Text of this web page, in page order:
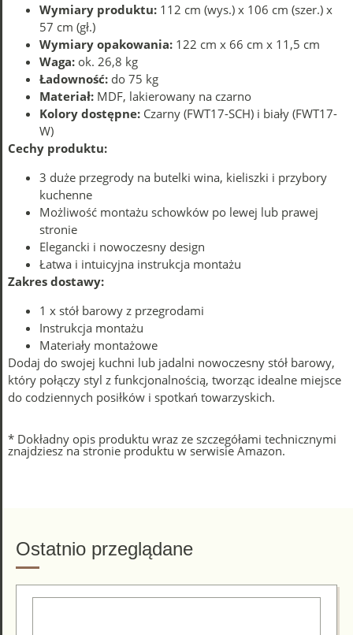
Wymiary produktu: 112 cm (wys.) x 106 cm (szer.) x
57 cm (gł.)
Wymiary opakowania: 122 cm x 66 cm x 11,5 cm
Waga: ok. 26,8 kg
Ładowność: do 75 kg
Materiał: MDF, lakierowany na czarno
Kolory dostępne: Czarny (FWT17-SCH) i biały (FWT17-
W)
Cechy produktu:
3 duże przegrody na butelki wina, kieliszki i przybory
kuchenne
Możliwość montażu schowków po lewej lub prawej
stronie
Elegancki i nowoczesny design
Łatwa i intuicyjna instrukcja montażu
Zakres dostawy:
1 x stół barowy z przegrodami
Instrukcja montażu
Materiały montażowe
Dodaj do swojej kuchni lub jadalni nowoczesny stół barowy,
który połączy styl z funkcjonalnością, tworząc idealne miejsce
do codziennych posiłków i spotkań towarzyskich.
* Dokładny opis produktu wraz ze szczegółami technicznymi
znajdziesz na stronie produktu w serwisie Amazon.
Ostatnio przeglądane